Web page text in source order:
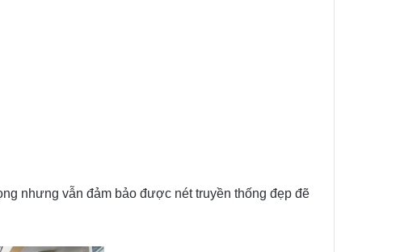
nhưng vẫn đảm bảo được nét truyền thống đẹp đẽ